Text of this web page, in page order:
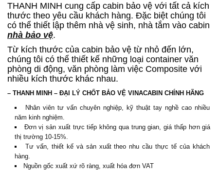
THANH MINH cung cấp cabin bảo vệ với tất cả kích
thước theo yêu cầu khách hàng. Đặc biệt chúng tôi
có thể thiết lập thêm nhà vệ sinh, nhà tắm vào cabin
nhà bảo vệ.
Từ kích thước của cabin bảo vệ từ nhỏ đến lớn,
chúng tôi có thể thiết kế những loại container văn
phòng di động, văn phòng làm việc Composite với
nhiều kích thước khác nhau.
– THANH MINH – ĐẠI LÝ CHỐT BẢO VỆ VINACABIN CHÍNH HÃNG
Nhân viên tư vấn chuyên nghiệp, kỹ thuật tay nghề cao nhiều
năm kinh nghiệm.
Đơn vị sản xuất trực tiếp không qua trung gian, giá thấp hơn giá
thị trường 10-15%.
Tư vấn, thiết kế và sản xuất theo nhu cầu thực tế của khách
hàng.
Nguồn gốc xuất xứ rõ ràng, xuất hóa đơn VAT